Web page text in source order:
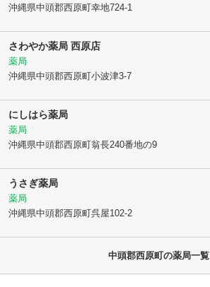
沖縄県中頭郡西原町幸地724-1
さわやか薬局 西原店
薬局
沖縄県中頭郡西原町小波津3-7
にしはら薬局
薬局
沖縄県中頭郡西原町翁長240番地の9
うさぎ薬局
薬局
沖縄県中頭郡西原町呉屋102-2
中頭郡西原町の薬局一覧